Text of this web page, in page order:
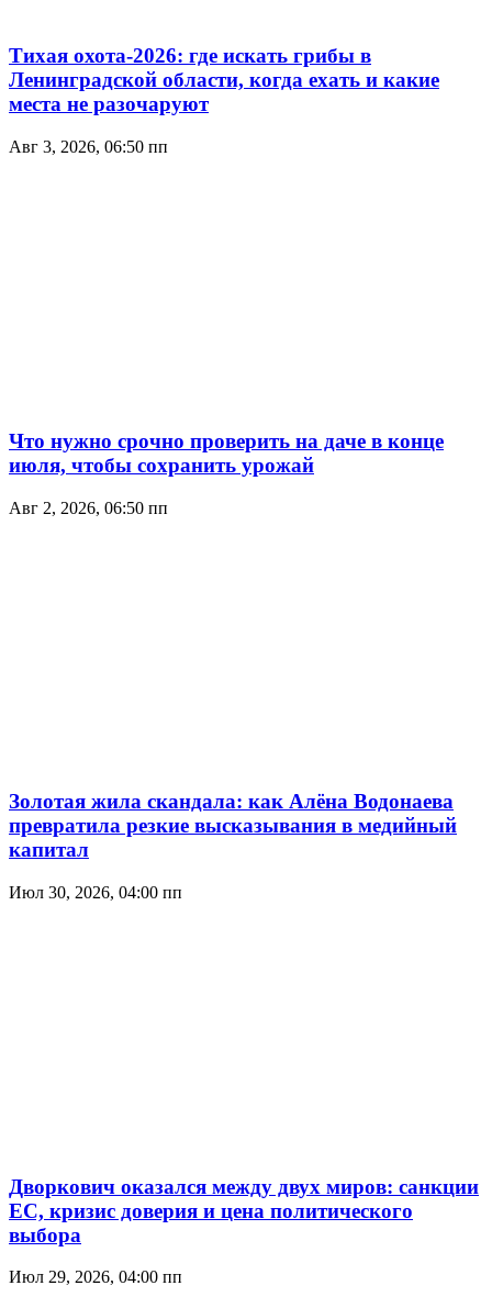
Тихая охота-2026: где искать грибы в
Ленинградской области, когда ехать и какие
места не разочаруют
Авг 3, 2026, 06:50 пп
Что нужно срочно проверить на даче в конце
июля, чтобы сохранить урожай
Авг 2, 2026, 06:50 пп
Золотая жила скандала: как Алёна Водонаева
превратила резкие высказывания в медийный
капитал
Июл 30, 2026, 04:00 пп
Дворкович оказался между двух миров: санкции
ЕС, кризис доверия и цена политического
выбора
Июл 29, 2026, 04:00 пп